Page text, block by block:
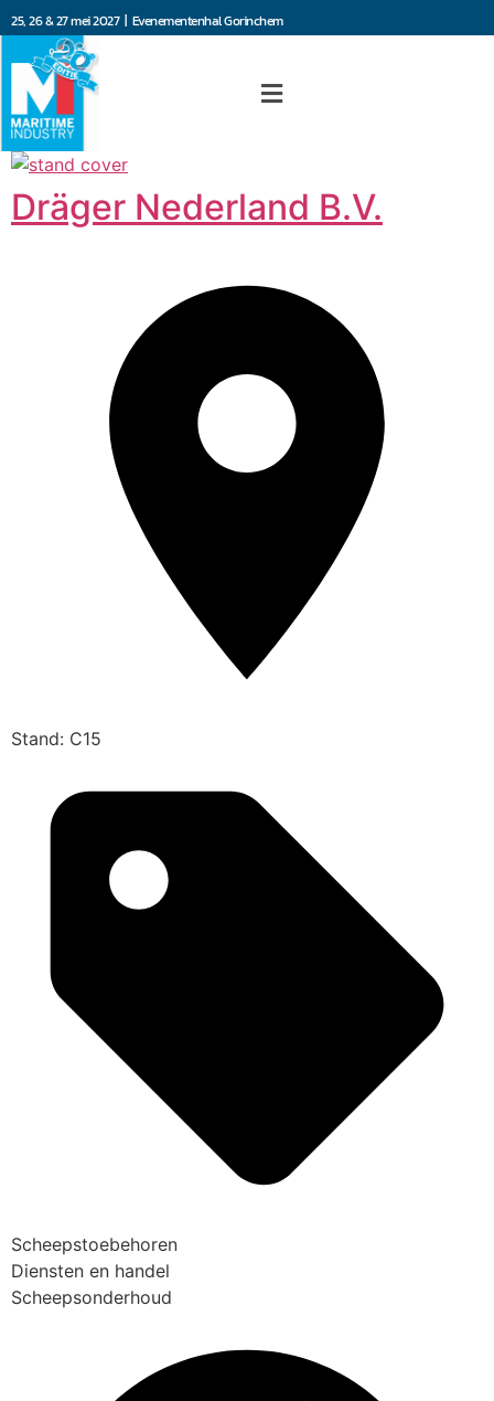
25, 26 & 27 mei 2027 | Evenementenhal Gorinchem
Dräger Nederland B.V.
Stand: C15
Scheepstoebehoren
Diensten en handel
Scheepsonderhoud